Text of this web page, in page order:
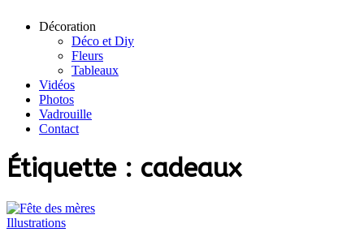
Décoration
Déco et Diy
Fleurs
Tableaux
Vidéos
Photos
Vadrouille
Contact
Étiquette : cadeaux
Illustrations